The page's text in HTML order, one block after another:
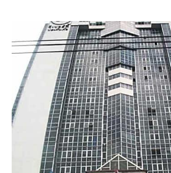
ลิเบอร์ตี้
พลาซ่า
ทองหล่อ